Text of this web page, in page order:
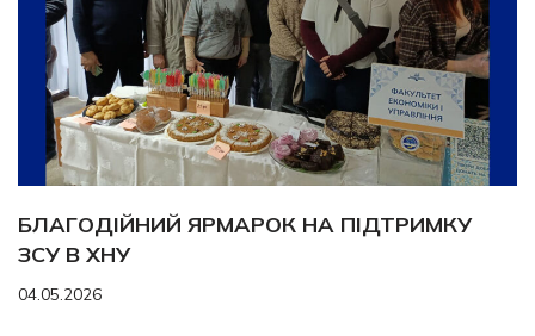
БЛАГОДІЙНИЙ ЯРМАРОК НА ПІДТРИМКУ
ЗСУ В ХНУ
04.05.2026